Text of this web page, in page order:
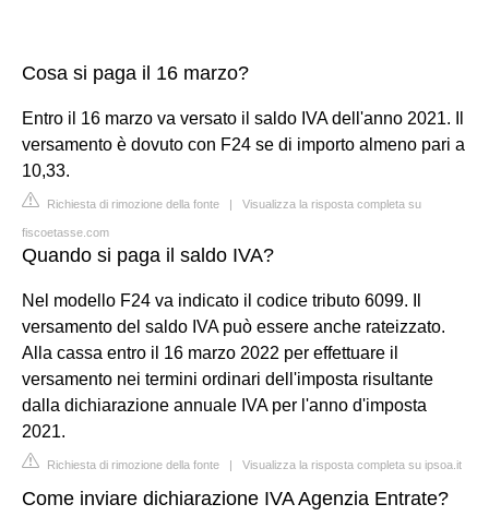
Cosa si paga il 16 marzo?
Entro il 16 marzo va versato il saldo IVA dell'anno 2021. Il
versamento è dovuto con F24 se di importo almeno pari a
10,33.
Richiesta di rimozione della fonte | Visualizza la risposta completa su
fiscoetasse.com
Quando si paga il saldo IVA?
Nel modello F24 va indicato il codice tributo 6099. Il
versamento del saldo IVA può essere anche rateizzato.
Alla cassa entro il 16 marzo 2022 per effettuare il
versamento nei termini ordinari dell'imposta risultante
dalla dichiarazione annuale IVA per l'anno d'imposta
2021.
Richiesta di rimozione della fonte | Visualizza la risposta completa su ipsoa.it
Come inviare dichiarazione IVA Agenzia Entrate?